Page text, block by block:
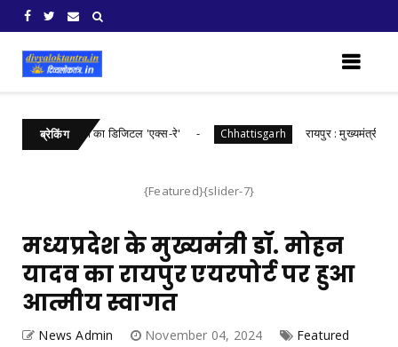
ब्रेकिंग
में खरीफ फसलों का डिजिटल 'एक्स-रे' Chhattisgarh रायपुर : मुख्यमंत्री श्री
{Featured}{slider-7}
मध्यप्रदेश के मुख्यमंत्री डॉ. मोहन
यादव का रायपुर एयरपोर्ट पर हुआ
आत्मीय स्वागत
News Admin November 04, 2024 Featured